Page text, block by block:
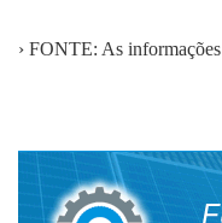
› FONTE: As